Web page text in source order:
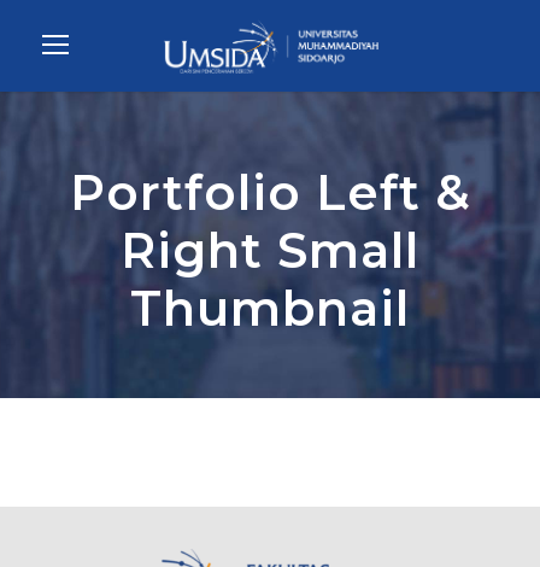
Portfolio Left &
Right Small
Thumbnail